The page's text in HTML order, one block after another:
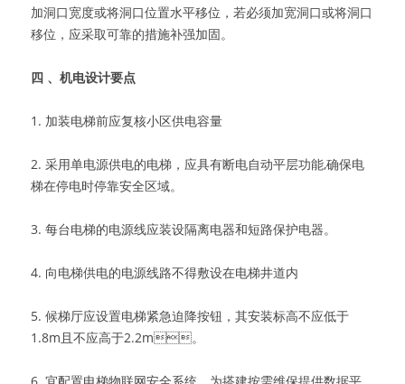
加洞口宽度或将洞口位置水平移位，若必须加宽洞口或将洞口
移位，应采取可靠的措施补强加固。
四 、机电设计要点
1. 加装电梯前应复核小区供电容量
2. 采用单电源供电的电梯，应具有断电自动平层功能,确保电
梯在停电时停靠安全区域。
3. 每台电梯的电源线应装设隔离电器和短路保护电器。
4. 向电梯供电的电源线路不得敷设在电梯井道内
5. 候梯厅应设置电梯紧急迫降按钮，其安装标高不应低于
1.8m且不应高于2.2m。
6. 宜配置电梯物联网安全系统，为搭建按需维保提供数据平